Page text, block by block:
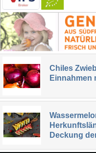
Chiles
Einnahmen
Deckung